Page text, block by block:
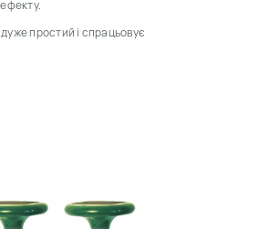
дуже простий і спрацьовує